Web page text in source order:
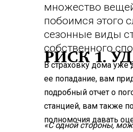
множество
побоимся этого
сезонные виды
собственного
РИСК 1.
В страховку дома уже
ее попадание, вам
подробный отчет о
станцией, вам также
полномочия давать
«С одной стороны,